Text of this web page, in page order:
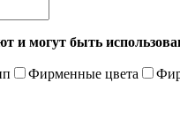
и могут быть
Фирменные цвета